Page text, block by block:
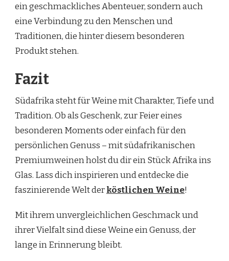
ein geschmackliches Abenteuer, sondern auch
eine Verbindung zu den Menschen und
Traditionen, die hinter diesem besonderen
Produkt stehen.
Fazit
Südafrika steht für Weine mit Charakter, Tiefe und
Tradition. Ob als Geschenk, zur Feier eines
besonderen Moments oder einfach für den
persönlichen Genuss – mit südafrikanischen
Premiumweinen holst du dir ein Stück Afrika ins
Glas. Lass dich inspirieren und entdecke die
faszinierende Welt derköstlichen Weine!
Mit ihrem unvergleichlichen Geschmack und
ihrer Vielfalt sind diese Weine ein Genuss, der
lange in Erinnerung bleibt.